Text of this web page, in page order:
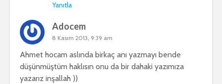
Yanıtla
Adocem
8 Kasım 2013, 9:39 am
Ahmet hocam aslında birkaç anı yazmayı bende
düşünmüştüm haklısın onu da bir dahaki yazımıza
yazarız inşallah ))